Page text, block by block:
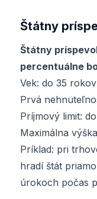
Štátny
Štátny
percentuálne
Vek: do 35
Prvá
Príjmový limit:
Maximálna
Príklad: pri
hradí štát
úrokoch počas